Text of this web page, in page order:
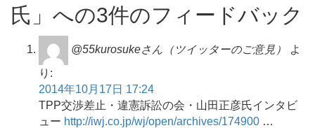
氏」への3件のフィードバック
@55kurosukeさん（ツイッターのご意見）
よ
り:
2014年10月17日 17:24
TPP交渉差止・違憲訴訟の会・山田正彦氏インタビ
ュー http://iwj.co.jp/wj/open/archives/174900 …